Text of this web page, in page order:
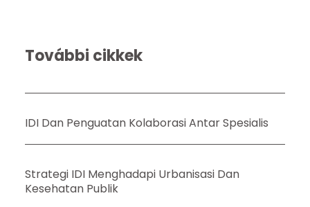
További cikkek
IDI Dan Penguatan Kolaborasi Antar Spesialis
Strategi IDI Menghadapi Urbanisasi Dan
Kesehatan Publik